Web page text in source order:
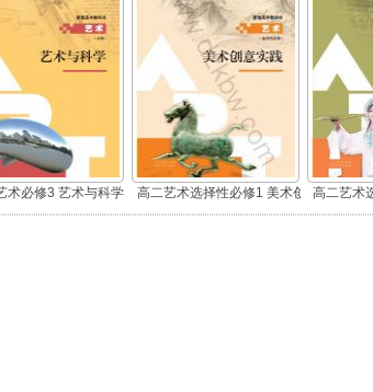
术必修3 艺术与科学
高二艺术选择性必修1 美术创
意实践
高二艺术